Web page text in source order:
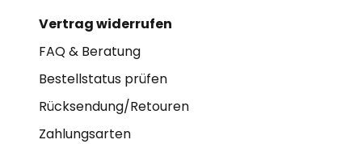
Vertrag widerrufen
FAQ & Beratung
Bestellstatus prüfen
Rücksendung/Retouren
Zahlungsarten